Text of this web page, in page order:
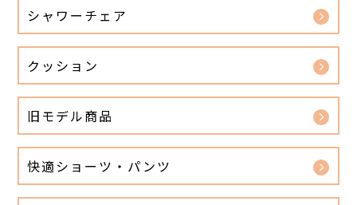
シャワーチェア
クッション
旧モデル商品
快適ショーツ・パンツ